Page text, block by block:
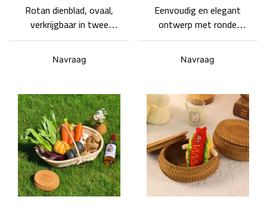
Rotan dienblad, ovaal,
verkrijgbaar in twee
maten, fruitschaal
Navraag
Eenvoudig en elegant
ontwerp met ronde
rotanspiralen.
Navraag